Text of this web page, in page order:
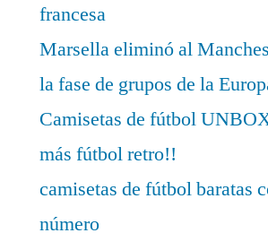
francesa
Marsella eliminó al
la fase de grupos de la
Camisetas de fútbol
más fútbol retro!!
camisetas de fútbol baratas
número